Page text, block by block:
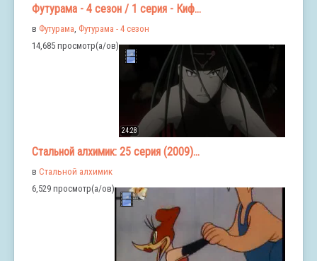
Футурама - 4 сезон / 1 серия - Киф...
в Футурама Футурама - 4 сезон
14,685 просмотр(а/ов)
24:28
Стальной алхимик: 25 серия (2009)...
в Стальной алхимик
6,529 просмотр(а/ов)